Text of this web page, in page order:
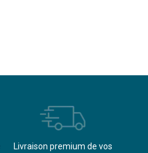
Livraison premium de vos